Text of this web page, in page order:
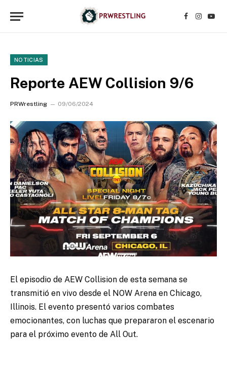
Facebook
NOTICIAS
Reporte AEW Collision 9/6
PRWrestling 09/06/2024
El episodio de AEW Collision de esta semana se
transmitió en vivo desde el NOW Arena en Chicago,
Illinois. El evento presentó varios combates
emocionantes, con luchas que prepararon el escenario
para el próximo evento de All Out.